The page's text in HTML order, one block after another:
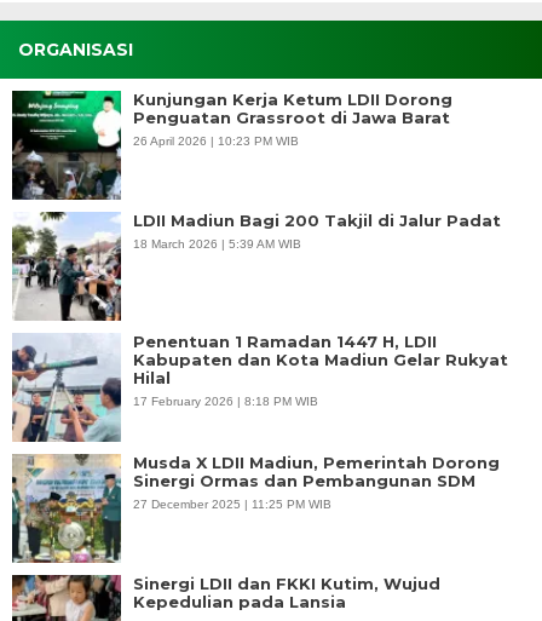
ORGANISASI
Kunjungan Kerja Ketum LDII Dorong
Penguatan Grassroot di Jawa Barat
26 April 2026 | 10:23 PM WIB
LDII Madiun Bagi 200 Takjil di Jalur Padat
18 March 2026 | 5:39 AM WIB
Penentuan 1 Ramadan 1447 H, LDII
Kabupaten dan Kota Madiun Gelar Rukyat
Hilal
17 February 2026 | 8:18 PM WIB
Musda X LDII Madiun, Pemerintah Dorong
Sinergi Ormas dan Pembangunan SDM
27 December 2025 | 11:25 PM WIB
Sinergi LDII dan FKKI Kutim, Wujud
Kepedulian pada Lansia